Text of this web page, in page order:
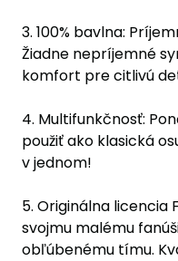
3. 100% bavlna:
Žiadne nepríjemné
komfort pre citlivú
4. Multifunkčnosť:
použiť ako klasická
v jednom!
5. Originálna licencia
svojmu malému
obľúbenému tímu.